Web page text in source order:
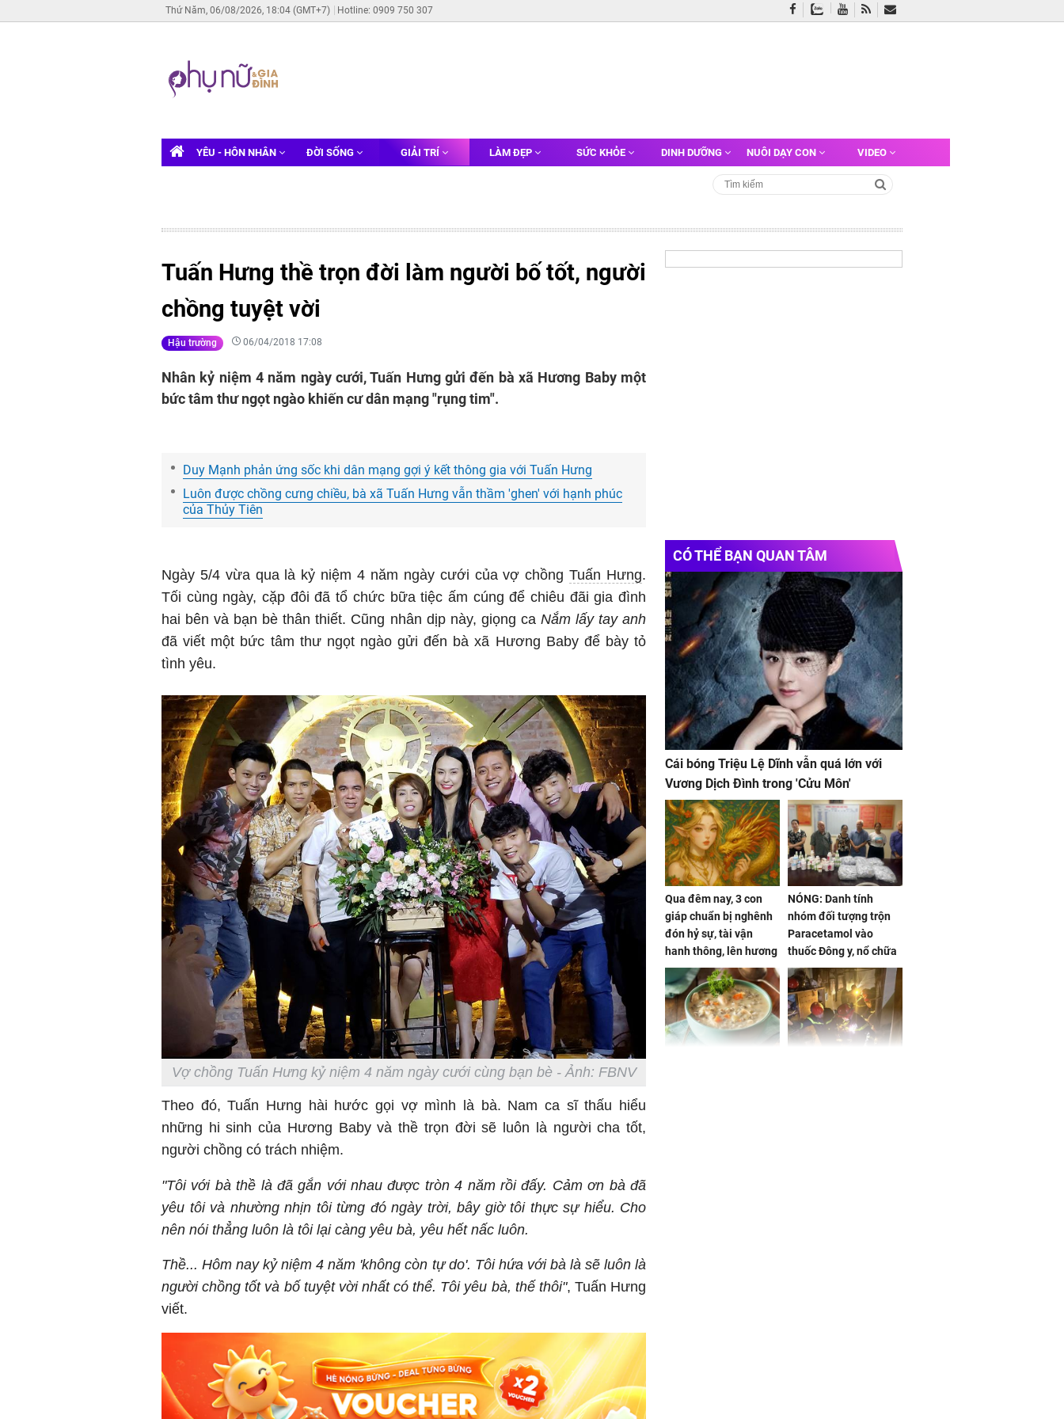
Thứ Năm, 06/08/2026, 18:04 (GMT+7) Hotline: 0909 750 307
YÊU - HÔN NHÂN ĐỜI SỐNG GIẢI TRÍ LÀM ĐẸP SỨC KHỎE DINH DƯỠNG NUÔI DẠY CON VIDEO
Tuấn Hưng thề trọn đời làm người bố tốt, người
chồng tuyệt vời
Hậu trường 06/04/2018 17:08
Nhân kỷ niệm 4 năm ngày cưới, Tuấn Hưng gửi đến bà xã Hương Baby một
bức tâm thư ngọt ngào khiến cư dân mạng "rụng tim".
Duy Mạnh phản ứng sốc khi dân mạng gợi ý kết thông gia với Tuấn Hưng
Luôn được chồng cưng chiều, bà xã Tuấn Hưng vẫn thầm 'ghen' với hạnh phúc
của Thủy Tiên
Ngày 5/4 vừa qua là kỷ niệm 4 năm ngày cưới của vợ chồngTuấn Hưng.
Tối cùng ngày, cặp đôi đã tổ chức bữa tiệc ấm cúng để chiêu đãi gia đình
hai bên và bạn bè thân thiết. Cũng nhân dịp này, giọng ca Nắm lấy tay anh
đã viết một bức tâm thư ngọt ngào gửi đến bà xã Hương Baby để bày tỏ
tình yêu.
Vợ chồng Tuấn Hưng kỷ niệm 4 năm ngày cưới cùng bạn bè - Ảnh: FBNV
Theo đó, Tuấn Hưng hài hước gọi vợ mình là bà. Nam ca sĩ thấu hiểu
những hi sinh của Hương Baby và thề trọn đời sẽ luôn là người cha tốt,
người chồng có trách nhiệm.
"Tôi với bà thề là đã gắn với nhau được tròn 4 năm rồi đấy. Cảm ơn bà đã
yêu tôi và nhường nhịn tôi từng đó ngày trời, bây giờ tôi thực sự hiểu. Cho
nên nói thẳng luôn là tôi lại càng yêu bà, yêu hết nấc luôn.
Thề... Hôm nay kỷ niệm 4 năm 'không còn tự do'. Tôi hứa với bà là sẽ luôn là
người chồng tốt và bố tuyệt vời nhất có thể. Tôi yêu bà, thế thôi", Tuấn Hưng
viết.
CÓ THỂ BẠN QUAN TÂM
Cái bóng Triệu Lệ Dĩnh vẫn quá lớn với
Vương Dịch Đình trong 'Cửu Môn'
Qua đêm nay, 3 con
giáp chuẩn bị nghênh
đón hỷ sự, tài vận
hanh thông, lên hương
hóa Rồng hóa Phượng,
gom hết may mắn về
nhà
NÓNG: Danh tính
nhóm đối tượng trộn
Paracetamol vào
thuốc Đông y, nổ chữa
bách bệnh